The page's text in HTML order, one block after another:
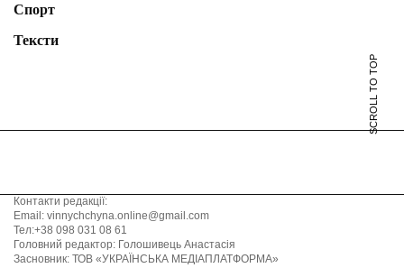
Спорт
Тексти
SCROLL TO TOP
Контакти редакції:
Email: vinnychchyna.online@gmail.com
Тел:+38 098 031 08 61
Головний редактор: Голошивець Анастасія
Засновник: ТОВ «УКРАЇНСЬКА МЕДІАПЛАТФОРМА»